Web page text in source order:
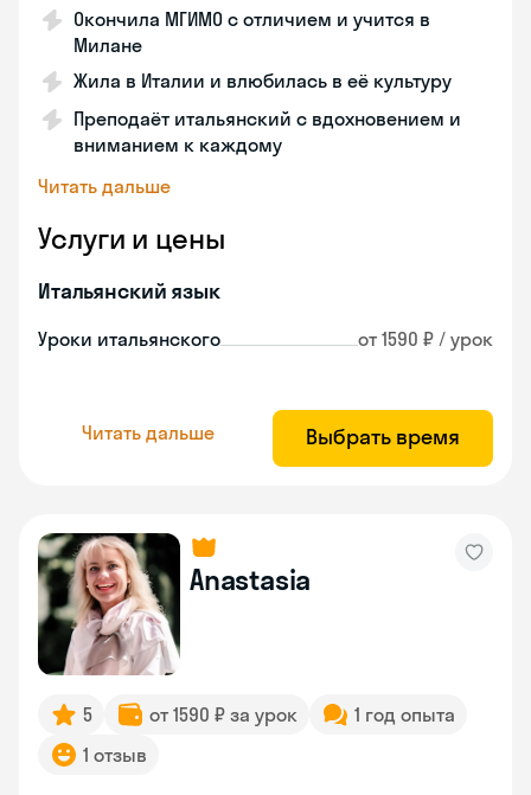
Окончила МГИМО с отличием и учится в
Милане
Жила в Италии и влюбилась в её культуру
Преподаёт итальянский с вдохновением и
вниманием к каждому
Читать дальше
Услуги и цены
Итальянский язык
Уроки итальянского от 1590 ₽ / урок
Читать дальше Выбрать время
Anastasia
5 от 1590 ₽ за урок
1 год опыта
1 отзыв